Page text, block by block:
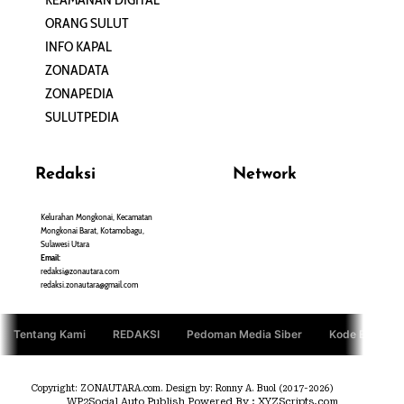
ORANG SULUT
INFO KAPAL
ZONADATA
ZONAPEDIA
SULUTPEDIA
Redaksi
Kelurahan Mongkonai, Kecamatan
Mongkonai Barat, Kotamobagu,
Sulawesi Utara
Email:
redaksi@zonautara.com
redaksi.zonautara@gmail.com
Network
Tentang Kami REDAKSI Pedoman Media Siber Kode Etik
Copyright: ZONAUTARA.com. Design by: Ronny A. Buol (2017-2026)
WP2Social Auto Publish Powered By : XYZScripts.com